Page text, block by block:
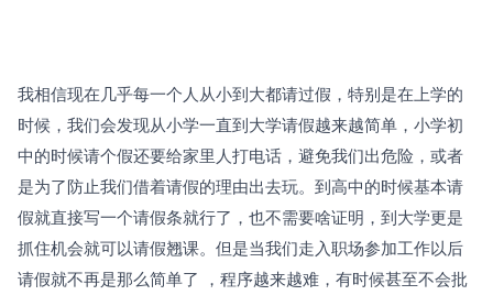
我相信现在几乎每一个人从小到大都请过假，特别是在上学的
时候，我们会发现从小学一直到大学请假越来越简单，小学初
中的时候请个假还要给家里人打电话，避免我们出危险，或者
是为了防止我们借着请假的理由出去玩。到高中的时候基本请
假就直接写一个请假条就行了，也不需要啥证明，到大学更是
抓住机会就可以请假翘课。但是当我们走入职场参加工作以后
请假就不再是那么简单了 ，程序越来越难，有时候甚至不会批